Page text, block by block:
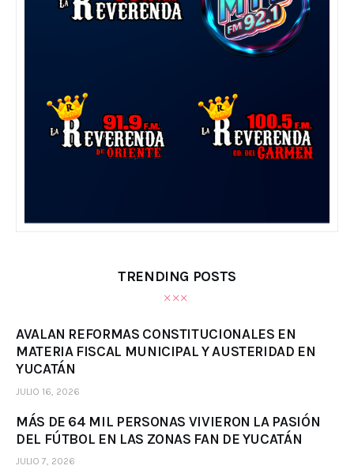
TRENDING POSTS
AVALAN REFORMAS CONSTITUCIONALES EN
MATERIA FISCAL MUNICIPAL Y AUSTERIDAD EN
YUCATÁN
JULIO 16, 2026
MÁS DE 64 MIL PERSONAS VIVIERON LA PASIÓN
DEL FÚTBOL EN LAS ZONAS FAN DE YUCATÁN
JULIO 7, 2026